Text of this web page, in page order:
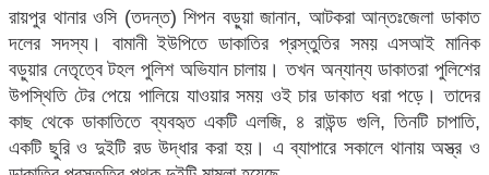
রায়পুর থানার ওসি (তদন্ত) শিপন বড়ুয়া জানান, আটকরা আন্তঃজেলা ডাকাত
দলের সদস্য। বামানী ইউপিতে ডাকাতির প্রস্তুতির সময় এসআই মানিক
বড়ুয়ার নেতৃত্বে টহল পুলিশ অভিযান চালায়। তখন অন্যান্য ডাকাতরা পুলিশের
উপস্থিতি টের পেয়ে পালিয়ে যাওয়ার সময় ওই চার ডাকাত ধরা পড়ে। তাদের
কাছ থেকে ডাকাতিতে ব্যবহৃত একটি এলজি, ৪ রাউন্ড গুলি, তিনটি চাপাতি,
একটি ছুরি ও দুইটি রড উদ্ধার করা হয়। এ ব্যাপারে সকালে থানায় অস্ত্র ও